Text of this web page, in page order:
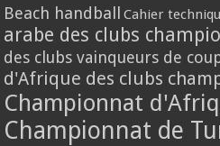
Beach handball Cahier
arabe des clubs
des clubs vainqueurs de
d'Afrique des clubs
Championnat
Championnat de